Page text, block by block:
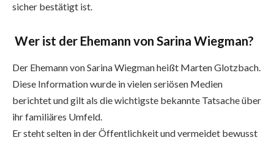
sicher bestätigt ist.
Wer ist der Ehemann von Sarina Wiegman?
Der Ehemann von Sarina Wiegman heißt Marten Glotzbach.
Diese Information wurde in vielen seriösen Medien
berichtet und gilt als die wichtigste bekannte Tatsache über
ihr familiäres Umfeld.
Er steht selten in der Öffentlichkeit und vermeidet bewusst